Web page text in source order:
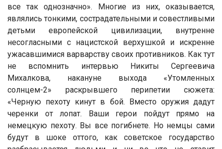
все так однозначно». Многие из них, оказывается,
являлись тонкими, сострадательными и совестливыми
детьми европейской цивилизации, внутренне
несогласными с нацистской верхушкой и искренне
ужасавшимися варварству своих противников. Как тут
не вспомнить интервью Никиты Сергеевича
Михалкова, накануне выхода «Утомленных
солнцем-2» раскрывшего перипетии сюжета:
«Черную пехоту кинут в бой. Вместо оружия дадут
черенки от лопат. Ваши герои пойдут прямо на
немецкую пехоту. Вы все погибнете. Но немцы сами
будут в шоке оттого, как советское государство